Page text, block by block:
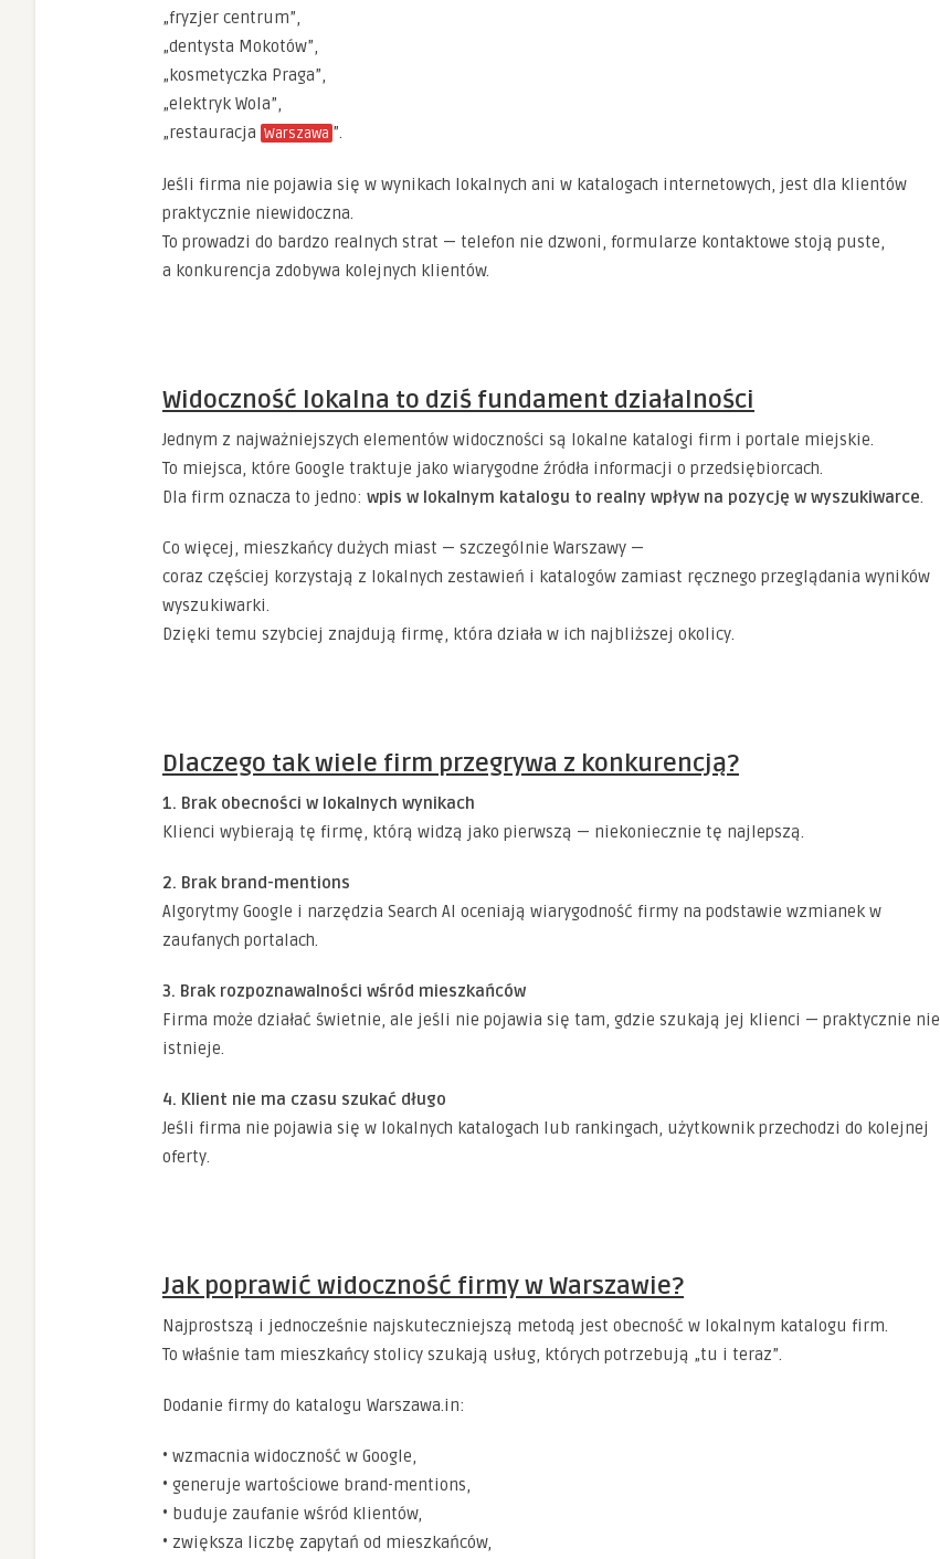
„fryzjer centrum”,
„dentysta Mokotów”,
„kosmetyczka Praga”,
„elektryk Wola”,
„restauracja Warszawa ”.
Jeśli firma nie pojawia się w wynikach lokalnych ani w katalogach internetowych, jest dla klientów
praktycznie niewidoczna.
To prowadzi do bardzo realnych strat — telefon nie dzwoni, formularze kontaktowe stoją puste,
a konkurencja zdobywa kolejnych klientów.
Widoczność lokalna to dziś fundament działalności
Jednym z najważniejszych elementów widoczności są lokalne katalogi firm i portale miejskie.
To miejsca, które Google traktuje jako wiarygodne źródła informacji o przedsiębiorcach.
Dla firm oznacza to jedno: wpis w lokalnym katalogu to realny wpływ na pozycję w wyszukiwarce.
Co więcej, mieszkańcy dużych miast — szczególnie Warszawy —
coraz częściej korzystają z lokalnych zestawień i katalogów zamiast ręcznego przeglądania wyników
wyszukiwarki.
Dzięki temu szybciej znajdują firmę, która działa w ich najbliższej okolicy.
Dlaczego tak wiele firm przegrywa z konkurencją?
1. Brak obecności w lokalnych wynikach
Klienci wybierają tę firmę, którą widzą jako pierwszą — niekoniecznie tę najlepszą.
2. Brak brand-mentions
Algorytmy Google i narzędzia Search AI oceniają wiarygodność firmy na podstawie wzmianek w
zaufanych portalach.
3. Brak rozpoznawalności wśród mieszkańców
Firma może działać świetnie, ale jeśli nie pojawia się tam, gdzie szukają jej klienci — praktycznie nie
istnieje.
4. Klient nie ma czasu szukać długo
Jeśli firma nie pojawia się w lokalnych katalogach lub rankingach, użytkownik przechodzi do kolejnej
oferty.
Jak poprawić widoczność firmy w Warszawie?
Najprostszą i jednocześnie najskuteczniejszą metodą jest obecność w lokalnym katalogu firm.
To właśnie tam mieszkańcy stolicy szukają usług, których potrzebują „tu i teraz”.
Dodanie firmy do katalogu Warszawa.in:
• wzmacnia widoczność w Google,
• generuje wartościowe brand-mentions,
• buduje zaufanie wśród klientów,
• zwiększa liczbę zapytań od mieszkańców,